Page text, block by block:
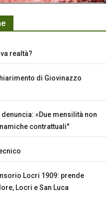
realtà?
di Giovinazzo
«Due mensilità non
contrattuali"
Locri 1909: prende
Locri e San Luca